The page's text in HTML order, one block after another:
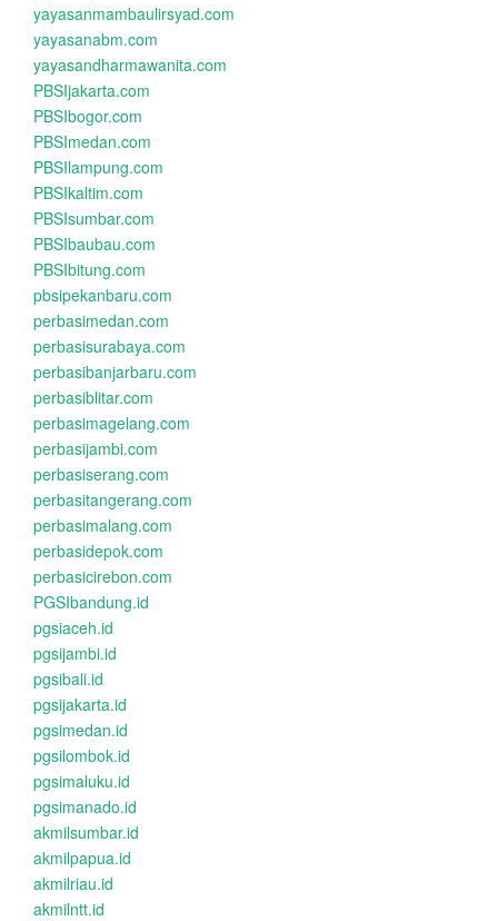
yayasanmambaulirsyad.com
yayasanabm.com
yayasandharmawanita.com
PBSIjakarta.com
PBSIbogor.com
PBSImedan.com
PBSIlampung.com
PBSIkaltim.com
PBSIsumbar.com
PBSIbaubau.com
PBSIbitung.com
pbsipekanbaru.com
perbasimedan.com
perbasisurabaya.com
perbasibanjarbaru.com
perbasiblitar.com
perbasimagelang.com
perbasijambi.com
perbasiserang.com
perbasitangerang.com
perbasimalang.com
perbasidepok.com
perbasicirebon.com
PGSIbandung.id
pgsiaceh.id
pgsijambi.id
pgsibali.id
pgsijakarta.id
pgsimedan.id
pgsilombok.id
pgsimaluku.id
pgsimanado.id
akmilsumbar.id
akmilpapua.id
akmilriau.id
akmilntt.id